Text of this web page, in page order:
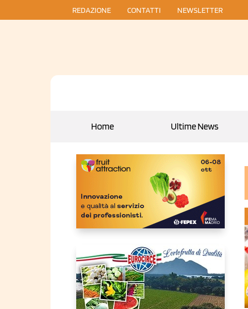
REDAZIONE CONTATTI NEWSLETTER
Home Ultime News